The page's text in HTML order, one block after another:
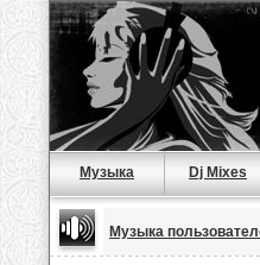
Музыка Dj Mixes
Музыка